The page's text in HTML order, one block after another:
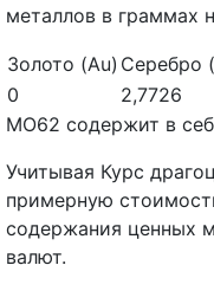
металлов в граммах
Золото (Au) Серебро
0
2,7726
МО62 содержит в
Учитывая Курс
примерную
содержания ценных
валют.